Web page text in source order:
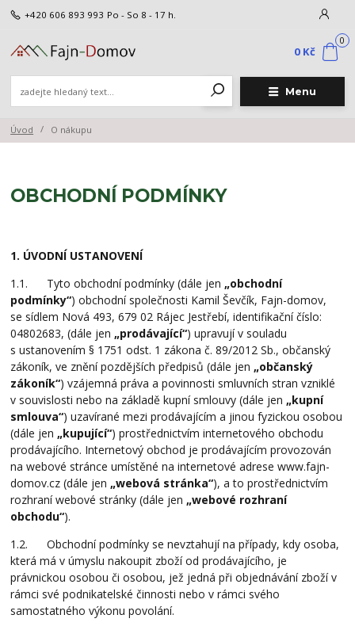
Menu
+420 606 893 993 Po - So 8 - 17 h.
0
0 Kč
Úvod O nákupu
OBCHODNÍ PODMÍNKY
1. ÚVODNÍ USTANOVENÍ
1.1. Tyto obchodní podmínky (dále jen„obchodní
podmínky“) obchodní společnosti Kamil Ševčík, Fajn-domov,
se sídlem Nová 493, 679 02 Rájec Jestřebí, identifikační číslo:
04802683, (dále jen„prodávající“) upravují v souladu
s ustanovením § 1751 odst. 1 zákona č. 89/2012 Sb., občanský
zákoník, ve znění pozdějších předpisů (dále jen„občanský
zákoník“) vzájemná práva a povinnosti smluvních stran vzniklé
v souvislosti nebo na základě kupní smlouvy (dále jen„kupní
smlouva“) uzavírané mezi prodávajícím a jinou fyzickou osobou
(dále jen„kupující“) prostřednictvím internetového obchodu
prodávajícího. Internetový obchod je prodávajícím provozován
na webové stránce umístěné na internetové adrese www.fajn-
domov.cz (dále jen„webová stránka“), a to prostřednictvím
rozhraní webové stránky (dále jen„webové rozhraní
obchodu“).
1.2. Obchodní podmínky se nevztahují na případy, kdy osoba,
která má v úmyslu nakoupit zboží od prodávajícího, je
právnickou osobou či osobou, jež jedná při objednávání zboží v
rámci své podnikatelské činnosti nebo v rámci svého
samostatného výkonu povolání.